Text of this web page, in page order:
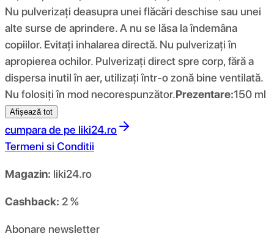
Nu pulverizați deasupra unei flăcări deschise sau unei
alte surse de aprindere. A nu se lăsa la îndemâna
copiilor. Evitați inhalarea directă. Nu pulverizați în
apropierea ochilor. Pulverizați direct spre corp, fără a
dispersa inutil în aer, utilizați într-o zonă bine ventilată.
Nu folosiți în mod necorespunzător.Prezentare:150 ml
Afișează tot
cumpara de pe liki24.ro
Termeni si Conditii
Magazin: liki24.ro
Cashback: 2 %
Abonare newsletter